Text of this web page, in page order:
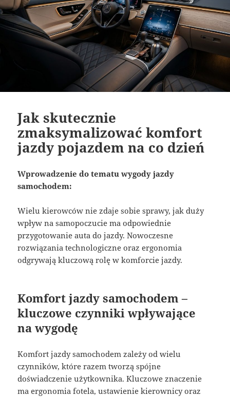
Jak skutecznie
zmaksymalizować komfort
jazdy pojazdem na co dzień
Wprowadzenie do tematu wygody jazdy
samochodem:
Wielu kierowców nie zdaje sobie sprawy, jak duży
wpływ na samopoczucie ma odpowiednie
przygotowanie auta do jazdy. Nowoczesne
rozwiązania technologiczne oraz ergonomia
odgrywają kluczową rolę w komforcie jazdy.
Komfort jazdy samochodem –
kluczowe czynniki wpływające
na wygodę
Komfort jazdy samochodem zależy od wielu
czynników, które razem tworzą spójne
doświadczenie użytkownika. Kluczowe znaczenie
ma ergonomia fotela, ustawienie kierownicy oraz